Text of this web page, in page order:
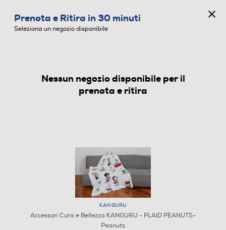
ACCESSORI CURA E BELLEZZA
1/1
Prenota e Ritira in 30 minuti
Seleziona un negozio disponibile
Nessun negozio disponibile per il
prenota e ritira
KANGURU
Accessori Cura e Bellezza KANGURU - PLAID PEANUTS-
Peanuts